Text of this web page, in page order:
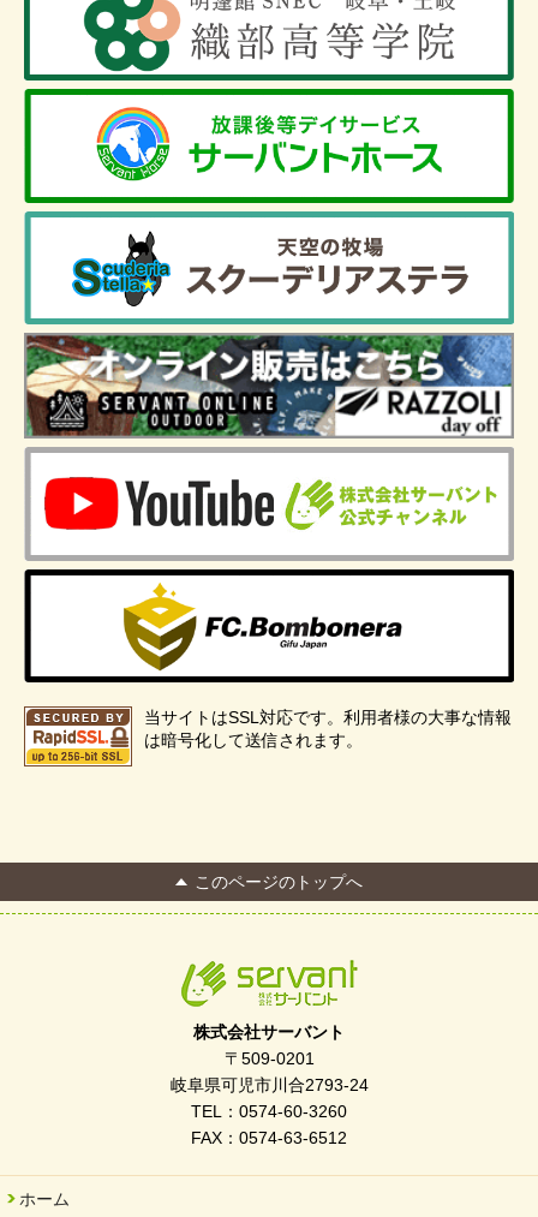
当サイトはSSL対応です。利用者様の大事な情報
は暗号化して送信されます。
このページのトップへ
株式会社サーバント
〒509-0201
岐阜県可児市川合2793-24
TEL：0574-60-3260
FAX：0574-63-6512
ホーム